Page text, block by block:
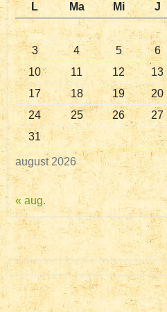
august 2026
L Ma Mi J
3
4 5 6
10
11 12 13
17
18 19 20
24
25 26 27
31
« aug.